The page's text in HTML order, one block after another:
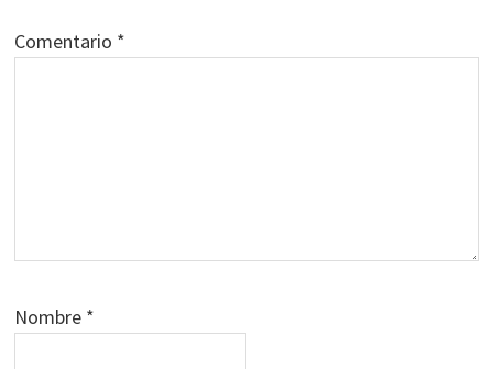
Comentario *
Nombre *